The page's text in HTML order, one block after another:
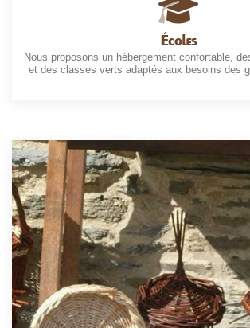
Écoles
Nous proposons un hébergement confortable,
et des classes verts adaptés aux besoins des